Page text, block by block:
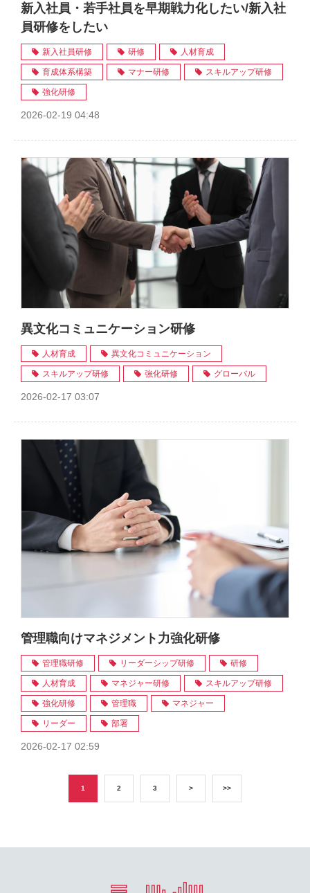
新入社員・若手社員を早期戦力化したい/新入社
員研修をしたい
新入社員研修 研修 人材育成
育成体系構築 マナー研修 スキルアップ研修
強化研修
2026-02-19 04:48
異文化コミュニケーション研修
人材育成 異文化コミュニケーション
スキルアップ研修 強化研修 グローバル
2026-02-17 03:07
管理職向けマネジメント力強化研修
管理職研修 リーダーシップ研修 研修
人材育成 マネジャー研修 スキルアップ研修
強化研修 管理職 マネジャー
リーダー 部署
2026-02-17 02:59
1 2 3 > >>